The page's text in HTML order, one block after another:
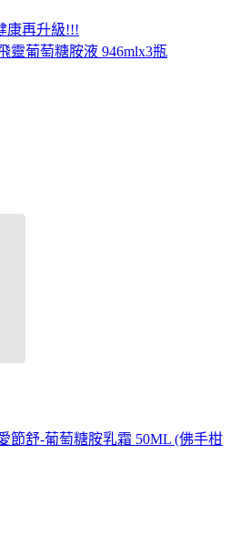
康再升級!!!
靈葡萄糖胺液 946mlx3瓶
節舒-葡萄糖胺乳霜 50ML (佛手柑